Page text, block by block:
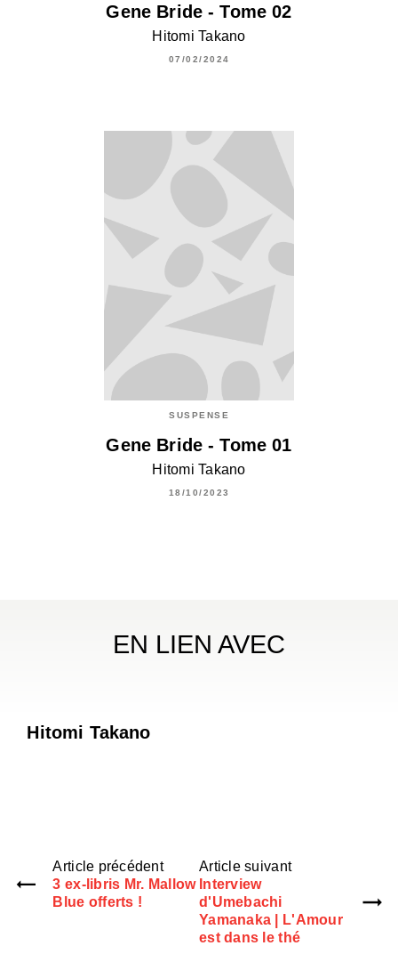
Gene Bride - Tome 02
Hitomi Takano
07/02/2024
SUSPENSE
Gene Bride - Tome 01
Hitomi Takano
18/10/2023
EN LIEN AVEC
Hitomi Takano
Article précédent
3 ex-libris Mr. Mallow
Blue offerts !
Article suivant
Interview
d'Umebachi
Yamanaka | L'Amour
est dans le thé